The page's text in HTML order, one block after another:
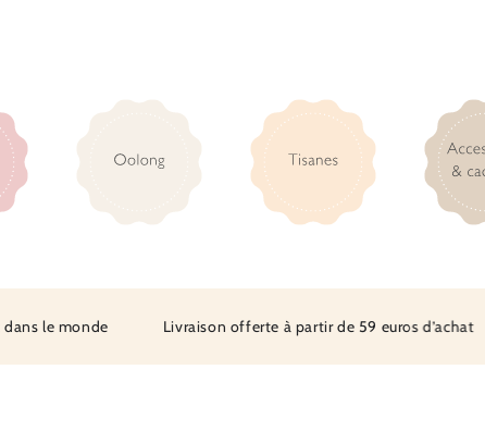
le monde Livraison offerte à partir de 59 euros d’achat